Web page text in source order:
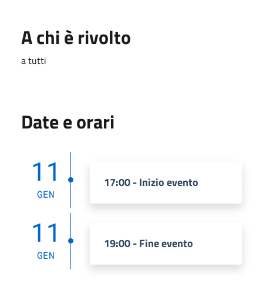
A chi è rivolto
a tutti
Date e orari
11
GEN
17:00 - Inizio evento
11
GEN
19:00 - Fine evento